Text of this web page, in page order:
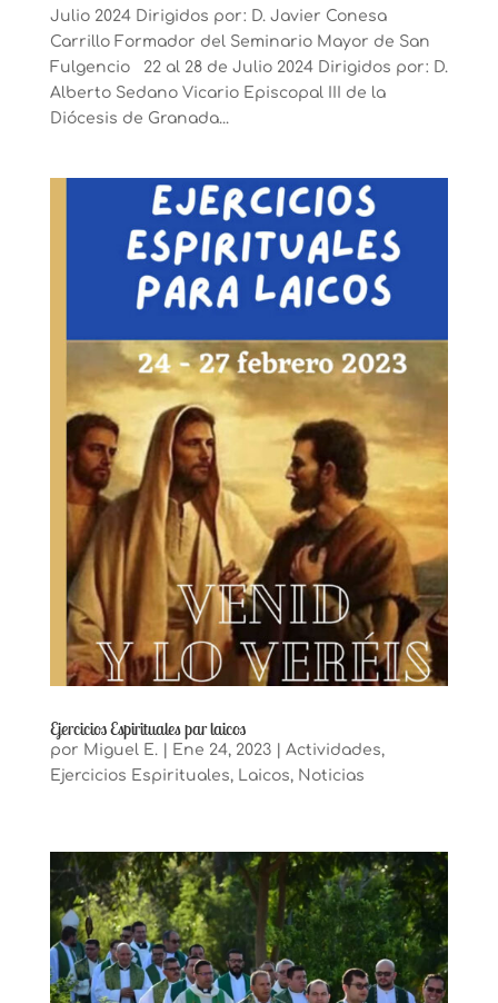
Julio 2024 Dirigidos por: D. Javier Conesa
Carrillo Formador del Seminario Mayor de San
Fulgencio 22 al 28 de Julio 2024 Dirigidos por: D.
Alberto Sedano Vicario Episcopal III de la
Diócesis de Granada...
Ejercicios Espirituales par laicos
por Miguel E. | Ene 24, 2023| Actividades,
Ejercicios Espirituales, Laicos, Noticias